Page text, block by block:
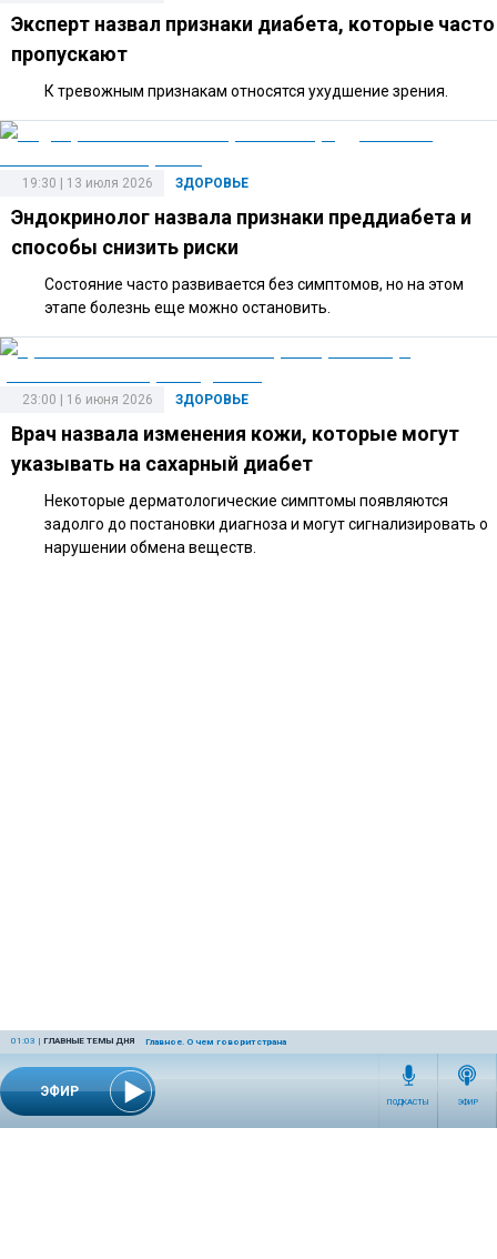
ЭФИР
01:03 | ГЛАВНЫЕ ТЕМЫ ДНЯ Главное. О чем говорит страна
ПОДКАСТЫ ЭФИР
Эксперт назвал признаки диабета, которые часто
пропускают
К тревожным признакам относятся ухудшение зрения.
ЗДОРОВЬЕ
19:30 | 13 июля 2026
Эндокринолог назвала признаки преддиабета и
способы снизить риски
Состояние часто развивается без симптомов, но на этом
этапе болезнь еще можно остановить.
ЗДОРОВЬЕ
23:00 | 16 июня 2026
Врач назвала изменения кожи, которые могут
указывать на сахарный диабет
Некоторые дерматологические симптомы появляются
задолго до постановки диагноза и могут сигнализировать о
нарушении обмена веществ.